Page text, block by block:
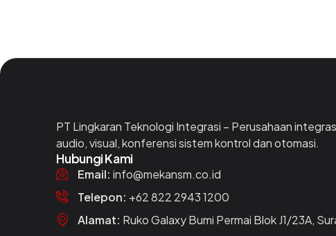
PT Lingkaran Teknologi Integrasi – Perusahaan
audio, visual, konferensi sistem kontrol dan otomasi.
Hubungi Kami
Email: info@mekansm.co.id
Telepon: +62 822 2943 1200
Alamat: Ruko Galaxy Bumi Permai Blok J1/23A,